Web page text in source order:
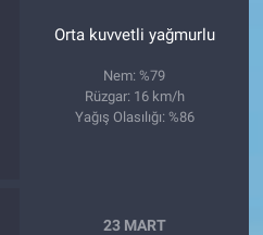
Orta kuvvetli yağmurlu
Nem: %79
Rüzgar: 16 km/h
Yağış Olasılığı: %86
23 MART